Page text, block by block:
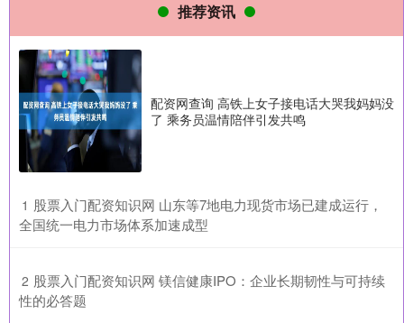
推荐资讯
配资网查询 高铁上女子接电话大哭我妈妈没
了 乘务员温情陪伴引发共鸣
1 ​股票入门配资知识网 山东等7地电力现货市场已建成运行，
全国统一电力市场体系加速成型
2 ​股票入门配资知识网 镁信健康IPO：企业长期韧性与可持续
性的必答题